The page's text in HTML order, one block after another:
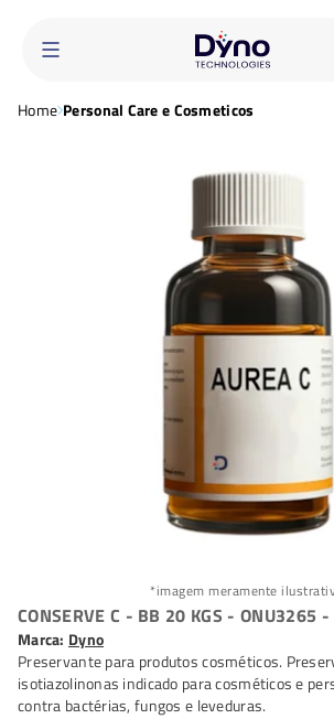
Home Personal Care e Cosmeticos
*imagem meramente
CONSERVE C - BB 20 KGS - ONU3265
Marca: Dyno
Preservante para produtos cosméticos.
isotiazolinonas indicado para cosméticos e
contra bactérias, fungos e leveduras.